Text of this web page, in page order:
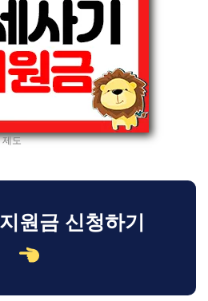
제도
원금 신청하기